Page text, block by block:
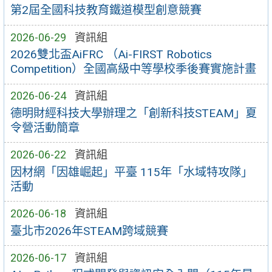
第2屆全國科技教育鐵道模型創意競賽
2026-06-29 資訊組
2026雙北盃AiFRC （Ai-FIRST Robotics
Competition）全國高級中等學校季後賽實施計畫
2026-06-24 資訊組
德明財經科技大學辦理之「創新科技STEAM」夏
令營活動簡章
2026-06-22 資訊組
因材網「因雄崛起」平臺 115年「水域特攻隊」
活動
2026-06-18 資訊組
臺北市2026年STEAM跨域競賽
2026-06-17 資訊組